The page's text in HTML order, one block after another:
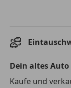
Dein altes
Kaufe und